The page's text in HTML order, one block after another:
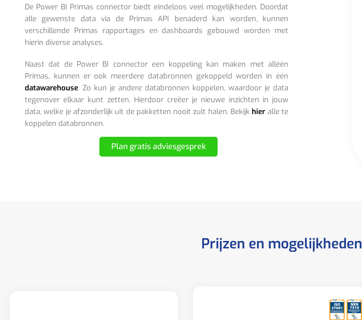
De Power BI Primas connector biedt eindeloos veel mogelijkheden. Doordat
alle gewenste data via de Primas API benaderd kan worden, kunnen
verschillende Primas rapportages en dashboards gebouwd worden met
hierin diverse analyses.
Naast dat de Power BI connector een koppeling kan maken met alléén
Primas, kunnen er ook meerdere databronnen gekoppeld worden in één
datawarehouse. Zo kun je andere databronnen koppelen, waardoor je data
tegenover elkaar kunt zetten. Hierdoor creëer je nieuwe inzichten in jouw
data, welke je afzonderlijk uit de pakketten nooit zult halen. Bekijk hier alle te
koppelen databronnen.
Plan gratis adviesgesprek
Prijzen en mogelijkheden